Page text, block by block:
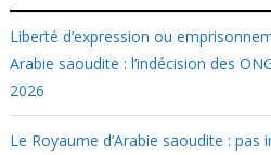
Liberté d’expression ou
Arabie saoudite : l’indécision des
2026
Le Royaume d’Arabie saoudite : pas